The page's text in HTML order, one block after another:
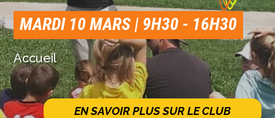
MARDI 10 MARS | 9H30 - 16H30
Accueil
EN SAVOIR PLUS SUR LE CLUB